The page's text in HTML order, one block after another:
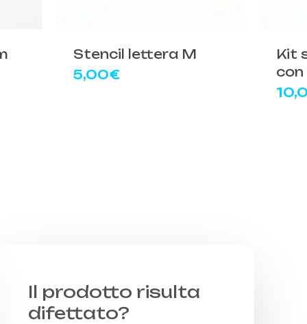
Stencil lettera M
5,00€
Kit
con
Il prodotto risulta
difettato?